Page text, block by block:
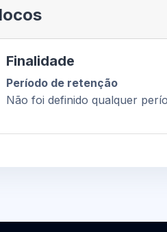
Finalidade
Período de retenção
Não foi definido qualquer